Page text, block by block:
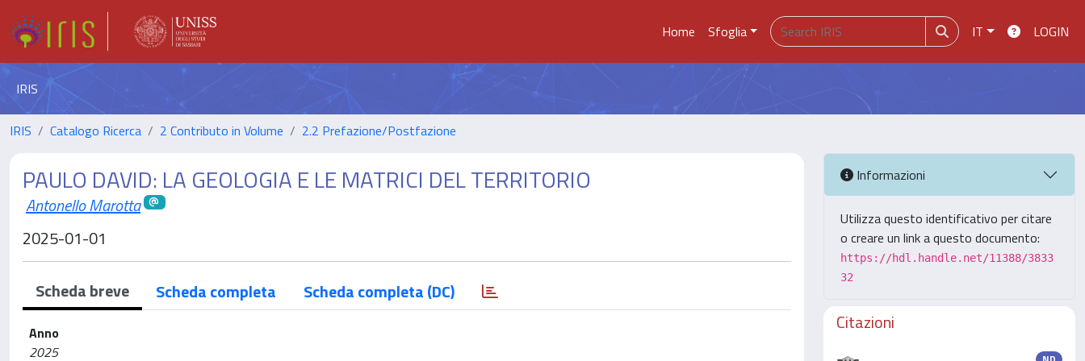
Home Sfoglia IT LOGIN
IRIS
IRIS Catalogo Ricerca 2 Contributo in Volume 2.2 Prefazione/Postfazione
PAULO DAVID: LA GEOLOGIA E LE MATRICI DEL TERRITORIO
Antonello Marotta
2025-01-01
Scheda breve Scheda completa Scheda completa (DC)
Anno
2025
Informazioni
Utilizza questo identificativo per citare
o creare un link a questo documento:
https://hdl.handle.net/11388/3833
32
Citazioni